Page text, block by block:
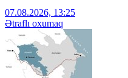
07.08.2026, 13:25
Ətraflı oxumaq